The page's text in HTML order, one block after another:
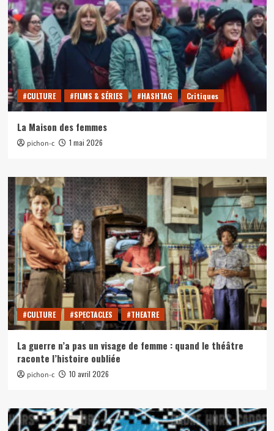
#CULTURE #FILMS & SÉRIES #HASHTAG Critiques
La Maison des femmes
pichon-c 1 mai 2026
#CULTURE #SPECTACLES #THEATRE
La guerre n’a pas un visage de femme : quand le théâtre
raconte l’histoire oubliée
pichon-c 10 avril 2026